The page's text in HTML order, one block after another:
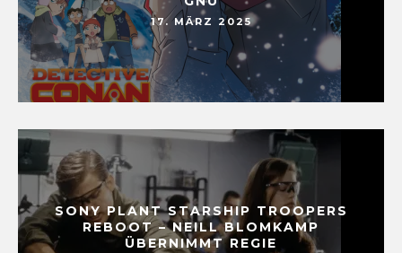
17. MÄRZ 2025
SONY PLANT STARSHIP TROOPERS
REBOOT – NEILL BLOMKAMP
ÜBERNIMMT REGIE